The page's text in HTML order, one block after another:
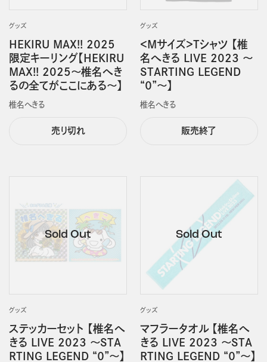
グッズ
HEKIRU MAX!! 2025
限定キーリング【HEKIRU
MAX!! 2025～椎名へき
るの全てがここにある～】
椎名へきる
売り切れ
グッズ
＜Mサイズ＞Tシャツ 【椎
名へきる LIVE 2023 ～
STARTING LEGEND
“０”～】
椎名へきる
販売終了
グッズ
ステッカーセット 【椎名へ
きる LIVE 2023 ～STA
RTING LEGEND “０”～】
グッズ
マフラータオル 【椎名へ
きる LIVE 2023 ～STA
RTING LEGEND “０”～】